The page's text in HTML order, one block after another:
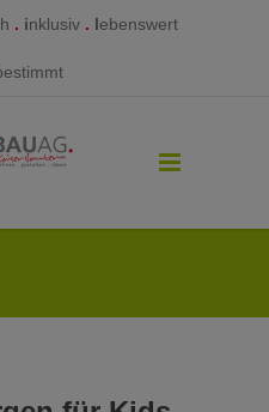
. inklusiv . lebenswert